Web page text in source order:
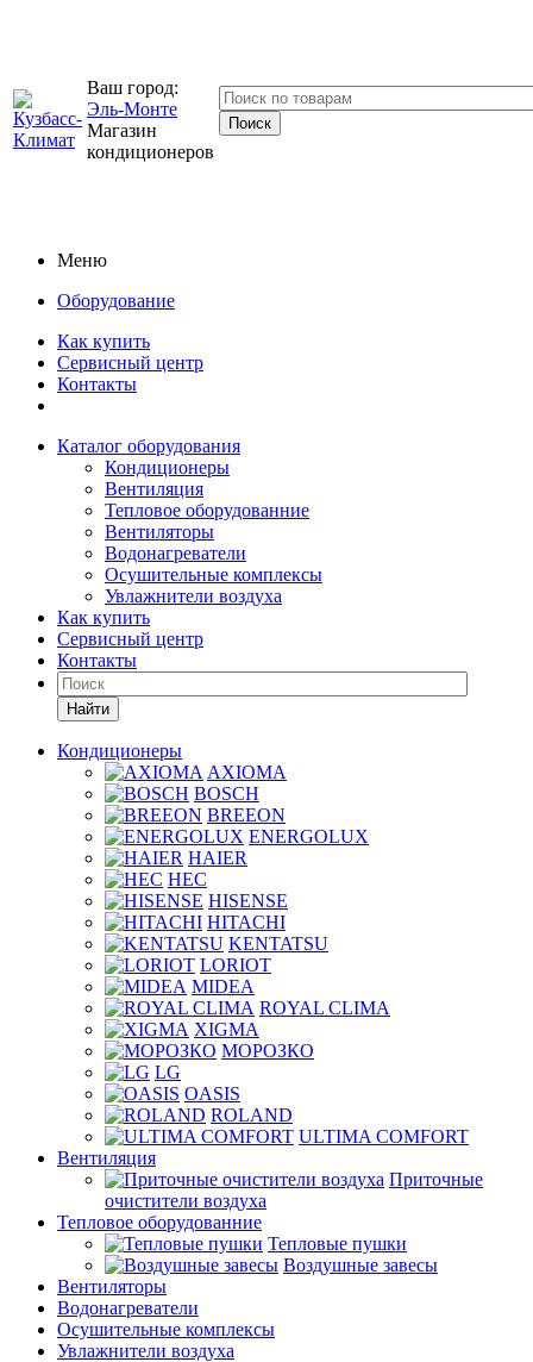
Ваш город:
Эль-Монте
Магазин
кондиционеров
Меню
Оборудование
Как купить
Сервисный центр
Контакты
Каталог оборудования
Кондиционеры
Вентиляция
Тепловое оборудованние
Вентиляторы
Водонагреватели
Осушительные комплексы
Увлажнители воздуха
Как купить
Сервисный центр
Контакты
Найти
Кондиционеры
AXIOMA
BOSCH
BREEON
ENERGOLUX
HAIER
HEC
HISENSE
HITACHI
KENTATSU
LORIOT
MIDEA
ROYAL CLIMA
XIGMA
МОРОЗКО
LG
OASIS
ROLAND
ULTIMA COMFORT
Вентиляция
Приточные
очистители воздуха
Тепловое оборудованние
Тепловые пушки
Воздушные завесы
Вентиляторы
Водонагреватели
Осушительные комплексы
Увлажнители воздуха